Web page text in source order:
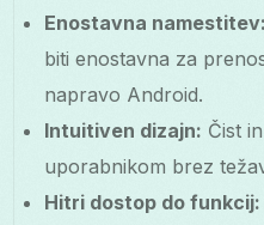
Enostavna namestitev:
biti enostavna za
napravo Android.
Intuitiven dizajn: Čist
uporabnikom brez
Hitri dostop do funkcij: